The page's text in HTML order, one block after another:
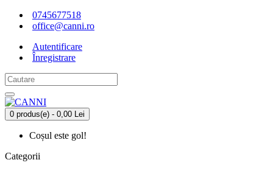
0745677518
office@canni.ro
Autentificare
Înregistrare
0 produs(e) - 0,00 Lei
Coșul este gol!
Categorii